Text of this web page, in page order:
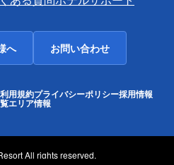
へ お問い合わせ
利用規約プライバシーポリシー採用情報
エリア情報
All rights reserved.